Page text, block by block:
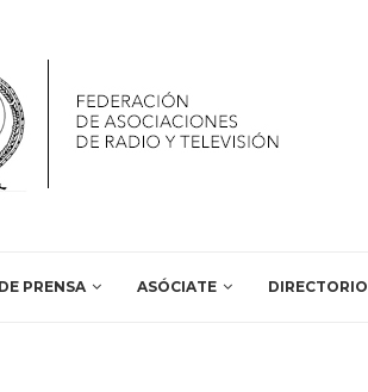
PRENSA ASÓCIATE DIRECTORIO